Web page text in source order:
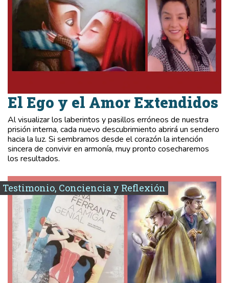
El Ego y el Amor Extendidos
Al visualizar los laberintos y pasillos erróneos de nuestra
prisión interna, cada nuevo descubrimiento abrirá un sendero
hacia la luz. Si sembramos desde el corazón la intención
sincera de convivir en armonía, muy pronto cosecharemos
los resultados.
Testimonio, Conciencia y Reflexión